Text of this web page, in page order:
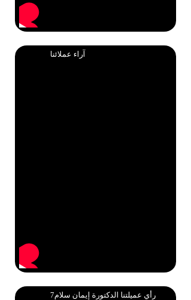
آراء عملائنا
رأي عميلتنا الدكتورة إيمان سلام7